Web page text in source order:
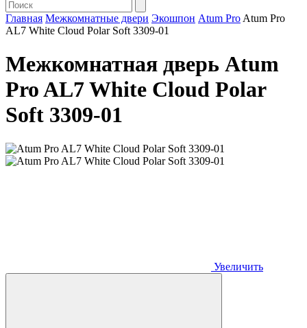
Главная Межкомнатные двери Экошпон Atum Pro Atum Pro
AL7 White Cloud Polar Soft 3309-01
Межкомнатная дверь Atum
Pro AL7 White Cloud Polar
Soft 3309-01
Увеличить